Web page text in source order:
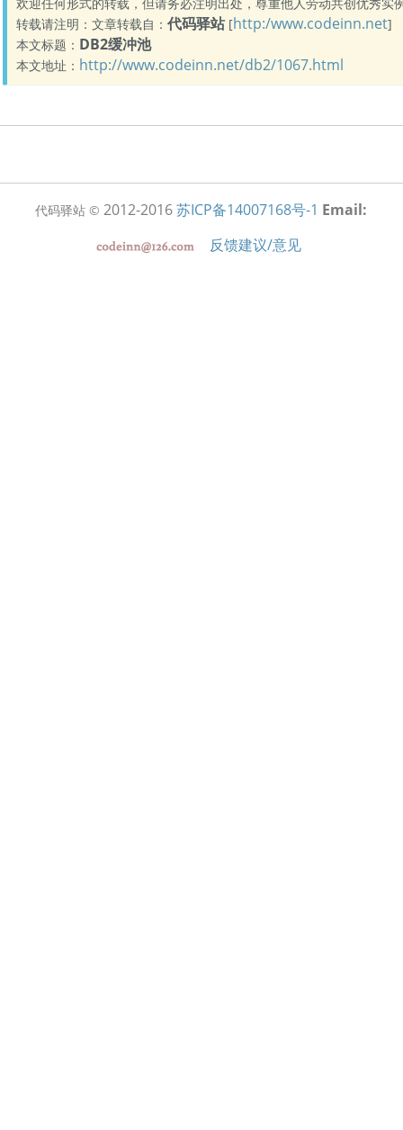
转载请注明：文章转载自： 代码驿站[http:/www.codeinn.net]
本文标题： DB2缓冲池
本文地址： http://www.codeinn.net/db2/1067.html
代码驿站 ©2012-2016 苏ICP备14007168号-1 Email:
反馈建议/意见